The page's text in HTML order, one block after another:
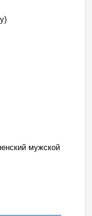
мужской